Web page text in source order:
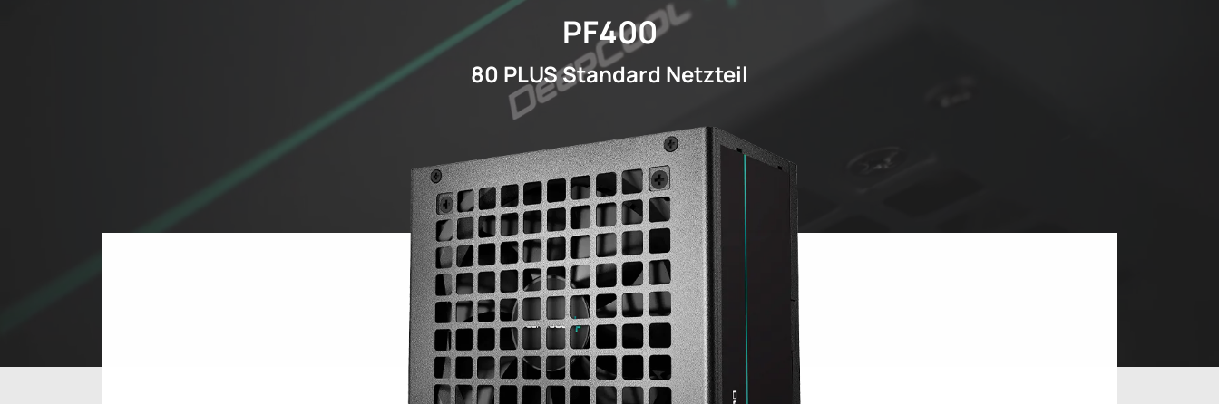
PF400
80 PLUS Standard Netzteil